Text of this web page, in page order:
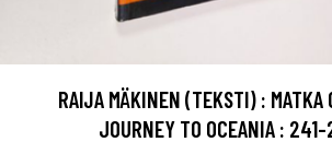
RAIJA MÄKINEN (TEKSTI) : MATKA
JOURNEY TO OCEANIA :